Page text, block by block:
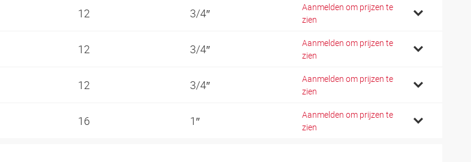
12 3/4″
Aanmelden om prijzen te
zien
12 3/4″
Aanmelden om prijzen te
zien
12 3/4″
Aanmelden om prijzen te
zien
16 1″
Aanmelden om prijzen te
zien